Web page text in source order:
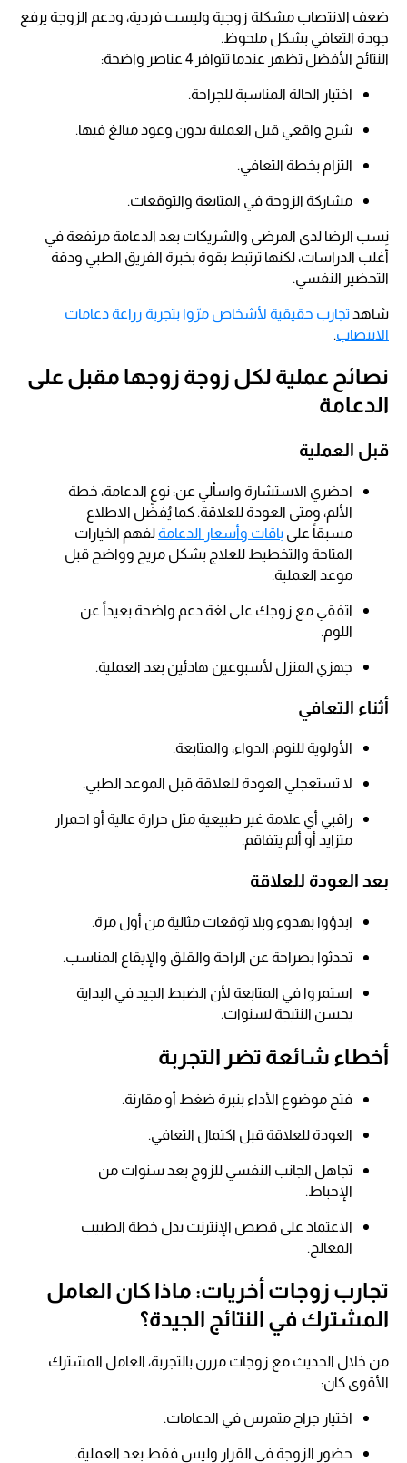
ضعف الانتصاب مشكلة زوجية وليست فردية، ودعم الزوجة يرفع
جودة التعافي بشكل ملحوظ.
النتائج الأفضل تظهر عندما تتوافر 4 عناصر واضحة:
اختيار الحالة المناسبة للجراحة.
شرح واقعي قبل العملية بدون وعود مبالغ فيها.
التزام بخطة التعافي.
مشاركة الزوجة في المتابعة والتوقعات.
نِسب الرضا لدى المرضى والشريكات بعد الدعامة مرتفعة في
أغلب الدراسات، لكنها ترتبط بقوة بخبرة الفريق الطبي ودقة
التحضير النفسي.
شاهد تجارب حقيقية لأشخاص مرّوا بتجربة زراعة دعامات
الانتصاب.
نصائح عملية لكل زوجة زوجها مقبل على
الدعامة
قبل العملية
احضري الاستشارة واسألي عن: نوع الدعامة، خطة
الألم، ومتى العودة للعلاقة. كما يُفضّل الاطلاع
مسبقاً على باقات وأسعار الدعامة لفهم الخيارات
المتاحة والتخطيط للعلاج بشكل مريح وواضح قبل
موعد العملية.
اتفقي مع زوجك على لغة دعم واضحة بعيداً عن
اللوم.
جهزي المنزل لأسبوعين هادئين بعد العملية.
أثناء التعافي
الأولوية للنوم، الدواء، والمتابعة.
لا تستعجلي العودة للعلاقة قبل الموعد الطبي.
راقبي أي علامة غير طبيعية مثل حرارة عالية أو احمرار
متزايد أو ألم يتفاقم.
بعد العودة للعلاقة
ابدؤوا بهدوء وبلا توقعات مثالية من أول مرة.
تحدثوا بصراحة عن الراحة والقلق والإيقاع المناسب.
استمروا في المتابعة لأن الضبط الجيد في البداية
يحسن النتيجة لسنوات.
أخطاء شائعة تضر التجربة
فتح موضوع الأداء بنبرة ضغط أو مقارنة.
العودة للعلاقة قبل اكتمال التعافي.
تجاهل الجانب النفسي للزوج بعد سنوات من
الإحباط.
الاعتماد على قصص الإنترنت بدل خطة الطبيب
المعالج.
تجارب زوجات أخريات: ماذا كان العامل
المشترك في النتائج الجيدة؟
من خلال الحديث مع زوجات مررن بالتجربة، العامل المشترك
الأقوى كان:
اختيار جراح متمرس في الدعامات.
حضور الزوجة في القرار وليس فقط بعد العملية.